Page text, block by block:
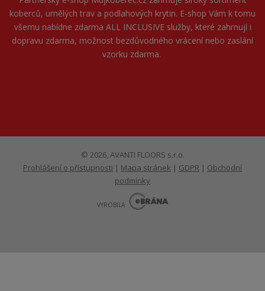
koberců, umělých trav a podlahových krytin. E-shop Vám k tomu
všemu nabídne zdarma ALL INCLUSIVE služby, které zahrnují i
dopravu zdarma, možnost bezdůvodného vrácení nebo zaslání
vzorku zdarma.
© 2026, AVANTI FLOORS s.r.o.
Prohlášení o přístupnosti | Mapa stránek | GDPR | Obchodní
podmínky
VYROBILA
B